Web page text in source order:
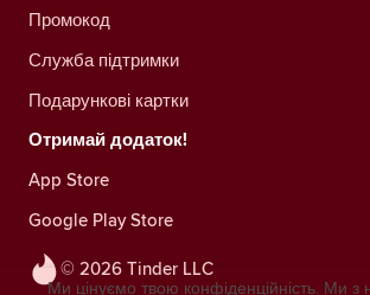
© 2026 Tinder LLC
Промокод
Служба підтримки
Подарункові картки
Отримай додаток!
App Store
Google Play Store
Ми цінуємо твою конфіденційність. Ми